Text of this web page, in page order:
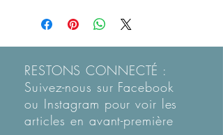
RESTONS CONNECTÉ :
Suivez-nous sur Facebook
ou Instagram pour voir les
articles en avant-première